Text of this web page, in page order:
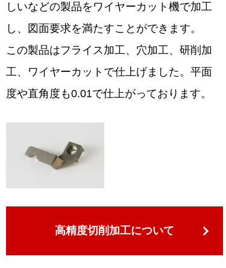
しいなどの製品をワイヤーカット機で加工
し、図面要求を満たすことができます。
この製品はフライス加工、穴加工、研削加
工、ワイヤーカットで仕上げました。平面
度や直角度も0.01で仕上がっております。
高精度切削加工について